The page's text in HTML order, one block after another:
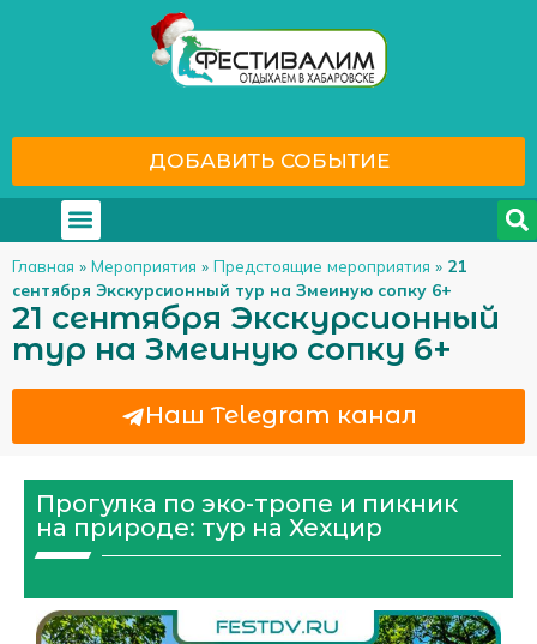
ДОБАВИТЬ СОБЫТИЕ
Главная » Мероприятия » Предстоящие мероприятия » 21
сентября Экскурсионный тур на Змеиную сопку 6+
21 сентября Экскурсионный
тур на Змеиную сопку 6+
Наш Telegram канал
Прогулка по эко-тропе и пикник
на природе: тур на Хехцир